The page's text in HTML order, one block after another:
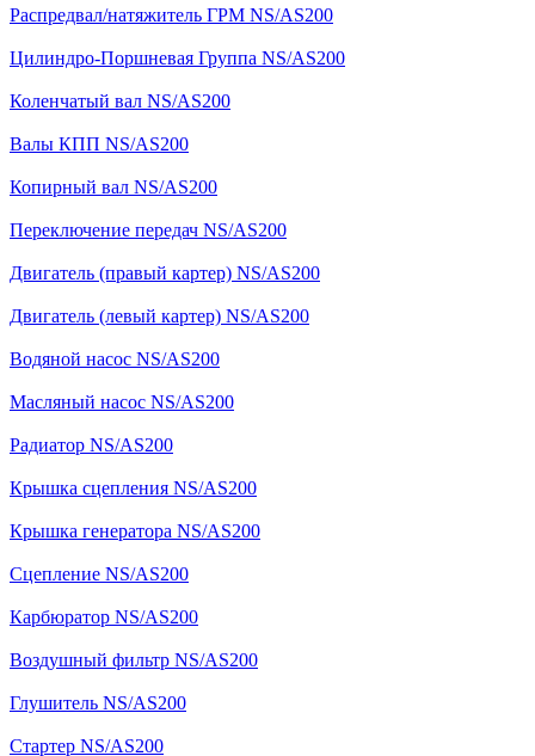
Распредвал/натяжитель ГРМ NS/AS200
Цилиндро-Поршневая Группа NS/AS200
Коленчатый вал NS/AS200
Валы КПП NS/AS200
Копирный вал NS/AS200
Переключение передач NS/AS200
Двигатель (правый картер) NS/AS200
Двигатель (левый картер) NS/AS200
Водяной насос NS/AS200
Масляный насос NS/AS200
Радиатор NS/AS200
Крышка сцепления NS/AS200
Крышка генератора NS/AS200
Сцепление NS/AS200
Карбюратор NS/AS200
Воздушный фильтр NS/AS200
Глушитель NS/AS200
Стартер NS/AS200